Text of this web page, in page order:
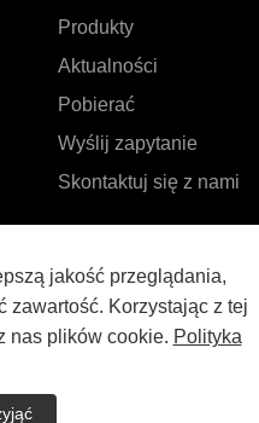
jakość przeglądania,
zawartość. Korzystając z tej
nas plików cookie. Polityka
Produkty
Aktualności
Pobierać
Wyślij zapytanie
Skontaktuj się z nami